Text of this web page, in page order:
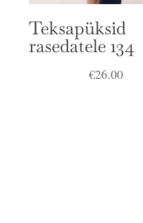
Teksapüksid
rasedatele 134
€26.00